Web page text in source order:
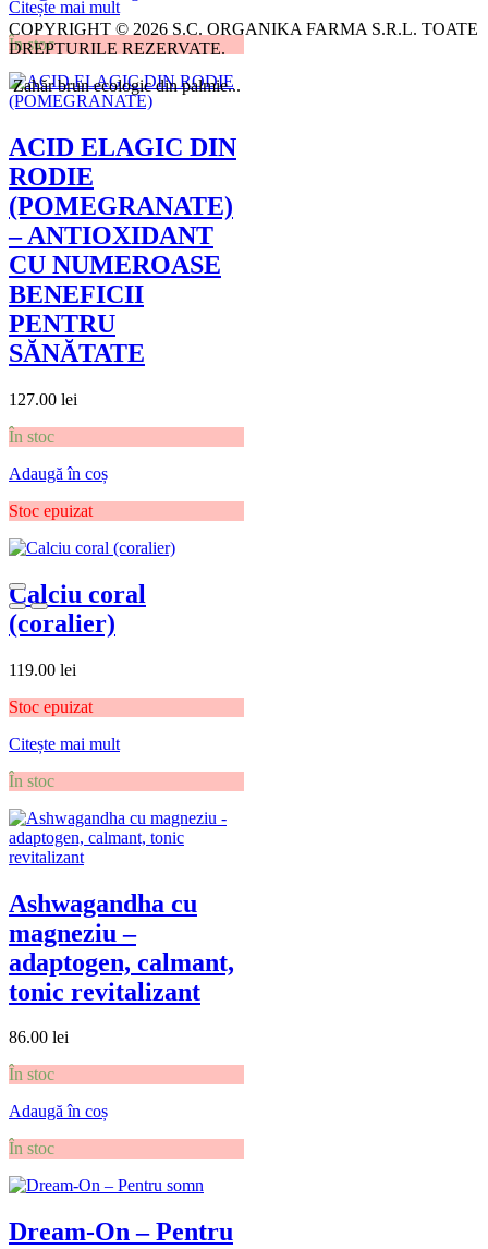
Citește mai mult
În stoc
ACID ELAGIC DIN
RODIE
(POMEGRANATE)
– ANTIOXIDANT
CU NUMEROASE
BENEFICII
PENTRU
SĂNĂTATE
127.00 lei
În stoc
Adaugă în coș
Stoc epuizat
Calciu coral
(coralier)
119.00 lei
Stoc epuizat
Citește mai mult
În stoc
Ashwagandha cu
magneziu –
adaptogen, calmant,
tonic revitalizant
86.00 lei
În stoc
Adaugă în coș
În stoc
Dream-On – Pentru
COPYRIGHT © 2026 S.C. ORGANIKA FARMA S.R.L. TOATE
DREPTURILE REZERVATE.
Zahăr brun ecologic din palmie...